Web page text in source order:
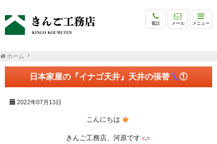
電話 メール メニュー
ホーム
日本家屋の『イナゴ天井』天井の張替 ①
2022年07月13日
こんにちは
きんご工務店、河原です